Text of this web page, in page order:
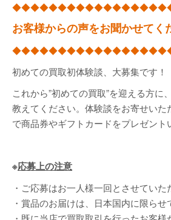
お客様からの声をお聞かせてく
初めての買取初体験談、大募集です！
これから”初めての買取”を迎える方に
教えてください。体験談をお寄せいた
で商品券やギフトカードをプレゼント
※応募上の注意
・ご応募はお一人様一回とさせていた
・賞品のお届けは、日本国内に限らせ